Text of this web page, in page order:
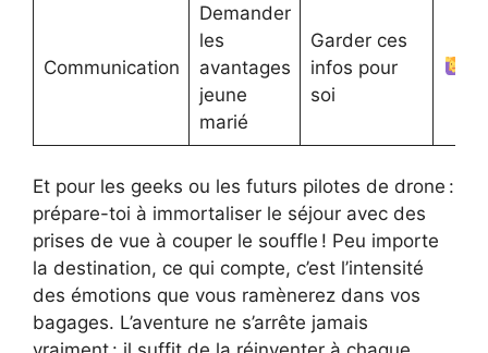
Communication
Demander
les
avantages
jeune
marié
Garder ces
infos pour
soi
Et pour les geeks ou les futurs pilotes de drone :
prépare-toi à immortaliser le séjour avec des
prises de vue à couper le souffle ! Peu importe
la destination, ce qui compte, c’est l’intensité
des émotions que vous ramènerez dans vos
bagages. L’aventure ne s’arrête jamais